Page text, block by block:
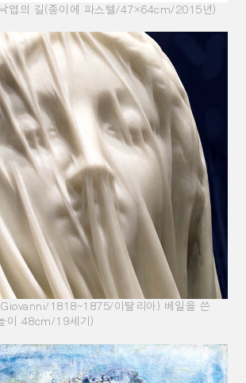
엽의 길(종이에 파스텔/47×64cm/2015년)
1818~1875/이탈리아) 베일을 쓴
이 48cm/19세기)